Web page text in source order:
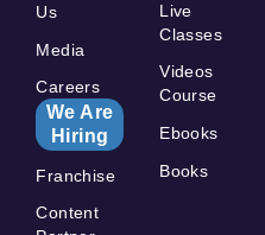
Us
Media
Careers
We Are
Hiring
Franchise
Content
Live
Classes
Videos
Course
Ebooks
Books